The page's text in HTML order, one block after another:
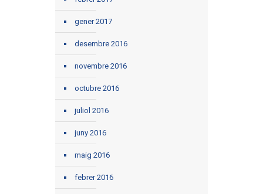
gener 2017
desembre 2016
novembre 2016
octubre 2016
juliol 2016
juny 2016
maig 2016
febrer 2016